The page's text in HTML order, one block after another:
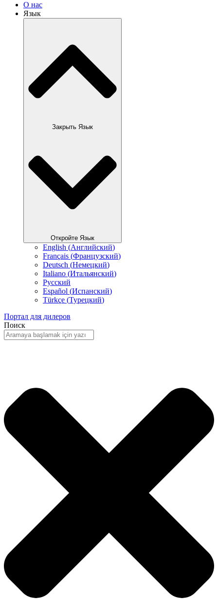
О нас
Язык
Закрыть Язык
Откройте Язык
English (Английский)
Français (Французский)
Deutsch (Немецкий)
Italiano (Итальянский)
Русский
Español (Испанский)
Türkçe (Турецкий)
Портал для дилеров
Поиск